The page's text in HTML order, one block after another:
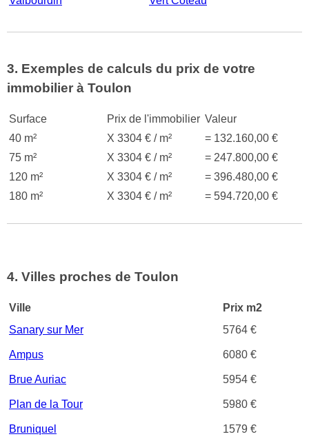
3. Exemples de calculs du prix de votre
immobilier à Toulon
Surface Prix de l'immobilier Valeur
40 m²
X 3304 € / m²
= 132.160,00 €
75 m²
X 3304 € / m²
= 247.800,00 €
120 m²
X 3304 € / m²
= 396.480,00 €
180 m²
X 3304 € / m² = 594.720,00 €
4. Villes proches de Toulon
Ville
Prix m2
Sanary sur Mer
5764 €
Ampus 6080 €
Brue Auriac 5954 €
Plan de la Tour 5980 €
Bruniquel 1579 €